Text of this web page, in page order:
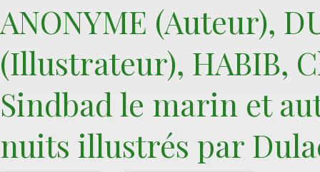
‎ANONYME (Auteur),
(Illustrateur), HABIB,
‎Sindbad le marin et
nuits illustrés par